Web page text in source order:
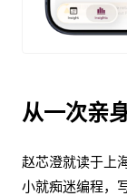
从一次亲
赵芯澄就读于上
小就痴迷编程，